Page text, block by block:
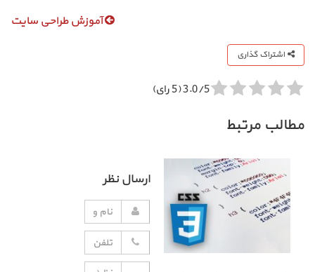
آموزش طراحی سایت
اشتراک گذاری
3.0/5 (5 رای)
مطالب مرتبط
ارسال نظر